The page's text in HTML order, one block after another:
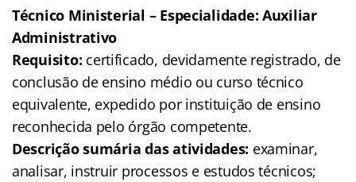
Técnico Ministerial – Especialidade: Auxiliar
Administrativo
Requisito: certificado, devidamente registrado, de
conclusão de ensino médio ou curso técnico
equivalente, expedido por instituição de ensino
reconhecida pelo órgão competente.
Descrição sumária das atividades: examinar,
analisar, instruir processos e estudos técnicos;